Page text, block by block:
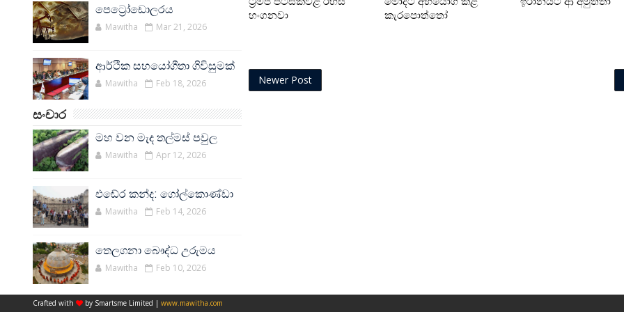
පෙට්‍රෝඩොලරය
Mawitha Mar 21, 2026
ආර්ථික සහයෝගීතා ගිවිසුමක්
Mawitha Feb 18, 2026
සංචාර
මහ වන මැද තල්මස් පවුල
Mawitha Apr 12, 2026
එඬේර කන්ද: ගෝල්කොණ්ඩා
Mawitha Feb 14, 2026
තෙලගනා බෞද්ධ උරුමය
Mawitha Feb 10, 2026
හංගනවා
කැරපොත්තෝ
Newer Post
Crafted with by Smartsme Limited | www.mawitha.com